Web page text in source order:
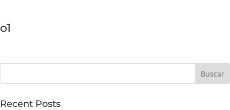
o1
Buscar
Recent Posts